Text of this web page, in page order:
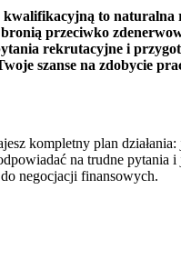
kwalifikacyjną to naturalna
przeciwko
rekrutacyjne i
szanse na zdobycie
kompletny plan
na trudne pytania i
negocjacji finansowych.